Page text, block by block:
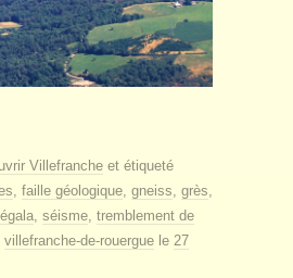
Villefranche et étiqueté
, faille géologique, gneiss, grès,
, séisme, tremblement de
villefranche-de-rouergue le 27